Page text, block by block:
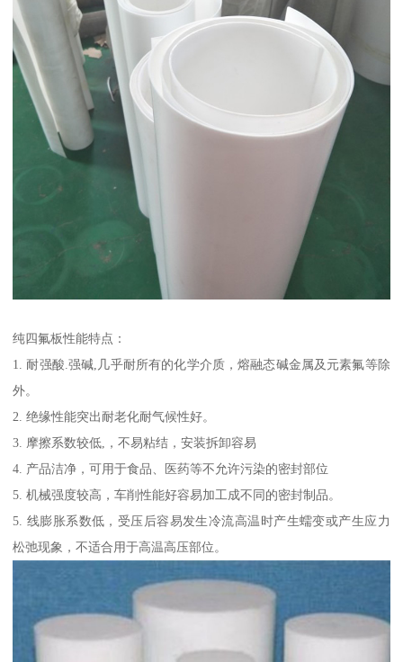
纯四氟板性能特点：
1. 耐强酸.强碱,几乎耐所有的化学介质，熔融态碱金属及元素氟等除
外。
2. 绝缘性能突出耐老化耐气候性好。
3. 摩擦系数较低,，不易粘结，安装拆卸容易
4. 产品洁净，可用于食品、医药等不允许污染的密封部位
5. 机械强度较高，车削性能好容易加工成不同的密封制品。
5. 线膨胀系数低，受压后容易发生冷流高温时产生蠕变或产生应力
松弛现象，不适合用于高温高压部位。